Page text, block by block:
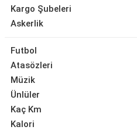
Kargo Şubeleri
Askerlik
Futbol
Atasözleri
Müzik
Ünlüler
Kaç Km
Kalori